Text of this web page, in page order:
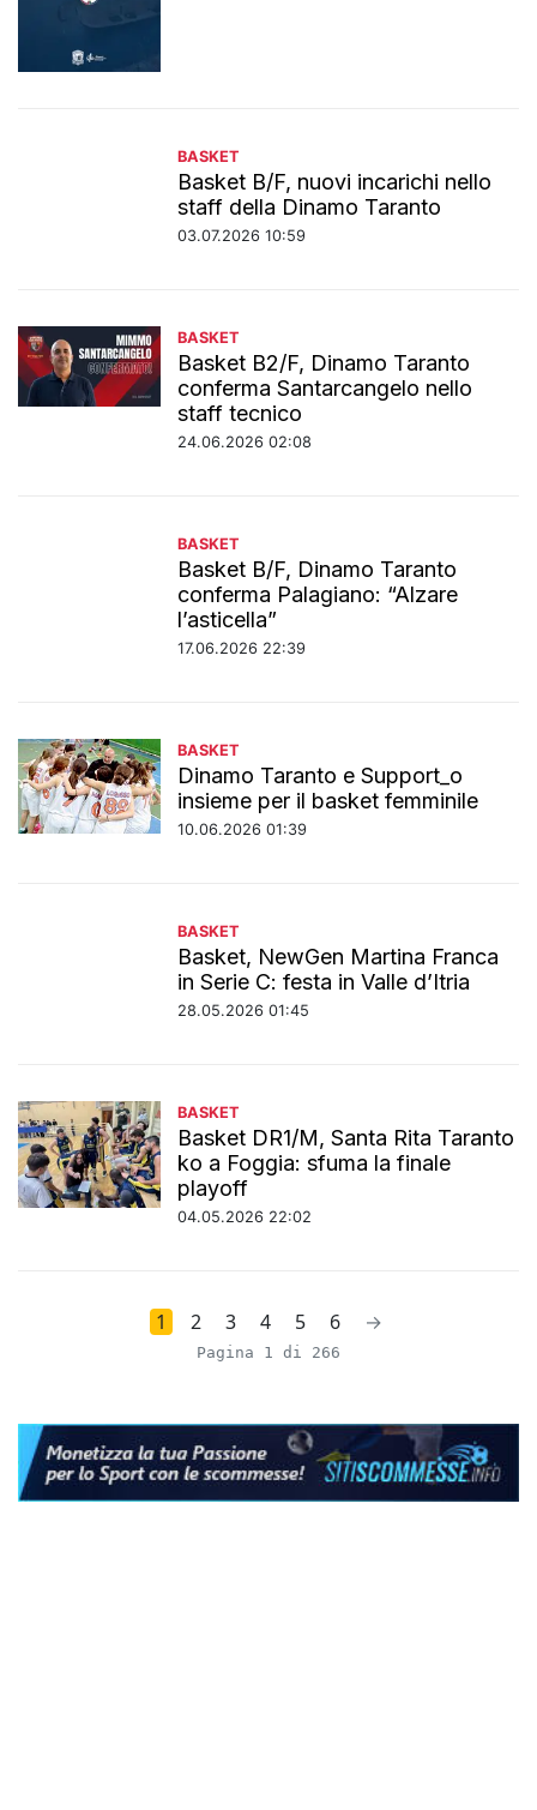
BASKET
Basket B/F, nuovi incarichi nello
staff della Dinamo Taranto
03.07.2026 10:59
BASKET
Basket B2/F, Dinamo Taranto
conferma Santarcangelo nello
staff tecnico
24.06.2026 02:08
BASKET
Basket B/F, Dinamo Taranto
conferma Palagiano: “Alzare
l’asticella”
17.06.2026 22:39
BASKET
Dinamo Taranto e Support_o
insieme per il basket femminile
10.06.2026 01:39
BASKET
Basket, NewGen Martina Franca
in Serie C: festa in Valle d’Itria
28.05.2026 01:45
BASKET
Basket DR1/M, Santa Rita Taranto
ko a Foggia: sfuma la finale
playoff
04.05.2026 22:02
1 2 3 4 5 6 →
Pagina 1 di 266